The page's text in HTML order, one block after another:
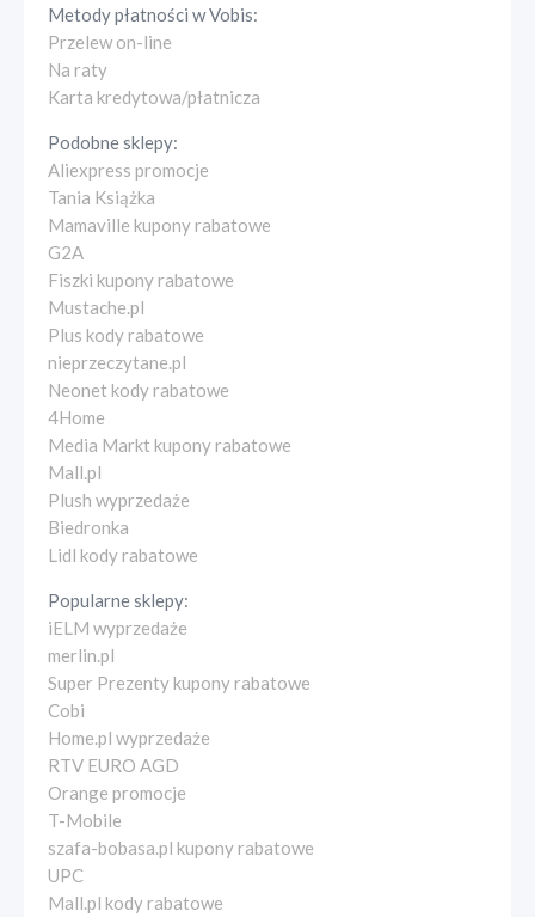
Metody płatności wVobis:
Przelew on-line
Na raty
Karta kredytowa/płatnicza
Podobne sklepy:
Aliexpress promocje
Tania Książka
Mamaville kupony rabatowe
G2A
Fiszki kupony rabatowe
Mustache.pl
Plus kody rabatowe
nieprzeczytane.pl
Neonet kody rabatowe
4Home
Media Markt kupony rabatowe
Mall.pl
Plush wyprzedaże
Biedronka
Lidl kody rabatowe
Popularne sklepy:
iELM wyprzedaże
merlin.pl
Super Prezenty kupony rabatowe
Cobi
Home.pl wyprzedaże
RTV EURO AGD
Orange promocje
T-Mobile
szafa-bobasa.pl kupony rabatowe
UPC
Mall.pl kody rabatowe